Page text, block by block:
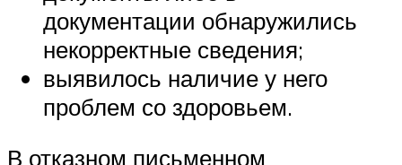
документации обнаружились
некорректные сведения;
выявилось наличие у него
проблем со здоровьем.
В отказном письменном